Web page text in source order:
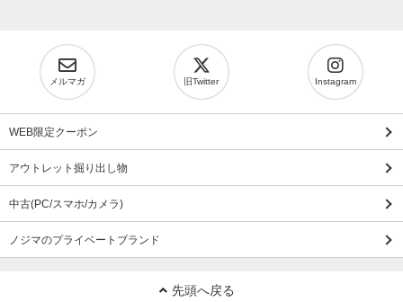
メルマガ 旧Twitter Instagram
WEB限定クーポン
アウトレット掘り出し物
中古(PC/スマホ/カメラ)
ノジマのプライベートブランド
先頭へ戻る